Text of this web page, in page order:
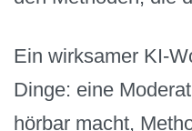
Ein wirksamer KI-
Dinge: eine
hörbar macht,